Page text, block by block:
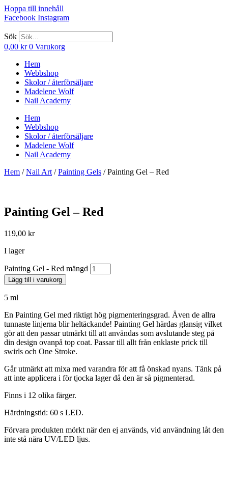
Hoppa till innehåll
Facebook Instagram
Sök
0,00 kr 0 Varukorg
Hem
Webbshop
Skolor / återförsäljare
Madelene Wolf
Nail Academy
Hem
Webbshop
Skolor / återförsäljare
Madelene Wolf
Nail Academy
Hem /Nail Art /Painting Gels / Painting Gel – Red
Painting Gel – Red
119,00 kr
I lager
Painting Gel - Red mängd
Lägg till i varukorg
5 ml
En Painting Gel med riktigt hög pigmenteringsgrad. Även de allra
tunnaste linjerna blir heltäckande! Painting Gel härdas glansig vilket
gör att den passar utmärkt till att användas som avslutande steg på
din design ovanpå top coat. Passar till allt från enklaste prick till
swirls och One Stroke.
Går utmärkt att mixa med varandra för att få önskad nyans. Tänk på
att inte applicera i för tjocka lager då den är så pigmenterad.
Finns i 12 olika färger.
Härdningstid: 60 s LED.
Förvara produkten mörkt när den ej används, vid användning låt den
inte stå nära UV/LED ljus.